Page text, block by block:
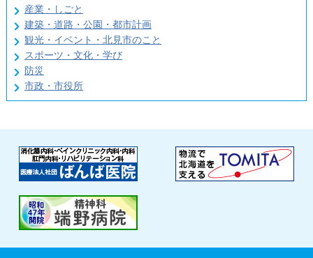
産業・しごと
建築・道路・公園・都市計画
観光・イベント・北見市のこと
スポーツ・文化・学び
防災
市政・市役所